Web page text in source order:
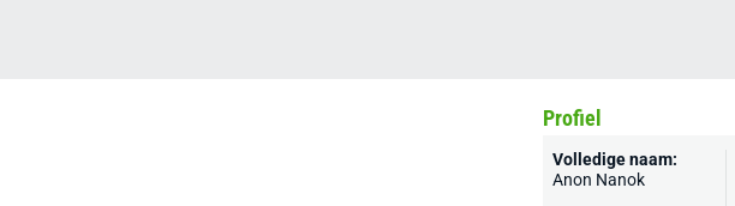
Profiel
Volledige naam:
Anon Nanok